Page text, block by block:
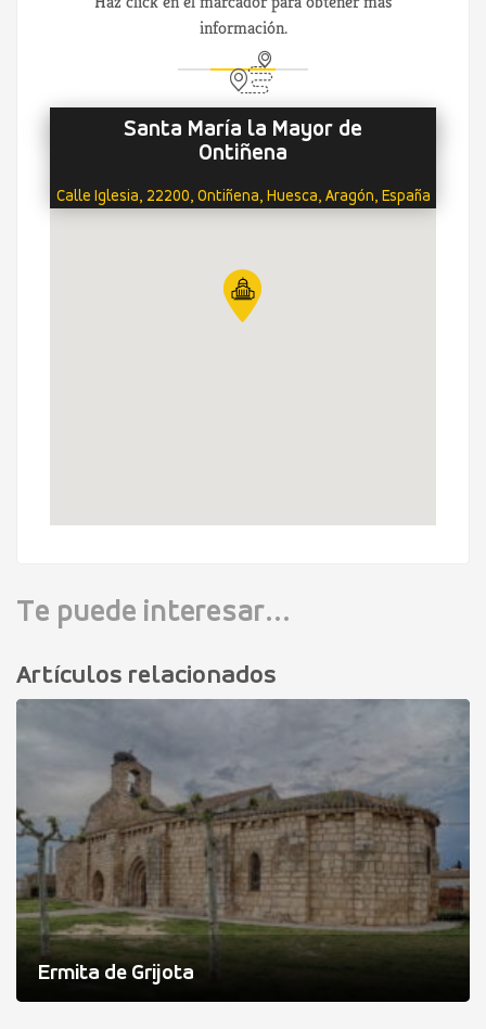
información.
Santa María la Mayor de
Ontiñena
Calle Iglesia, 22200, Ontiñena, Huesca, Aragón, España
Te puede interesar...
Artículos relacionados
Ermita de Grijota